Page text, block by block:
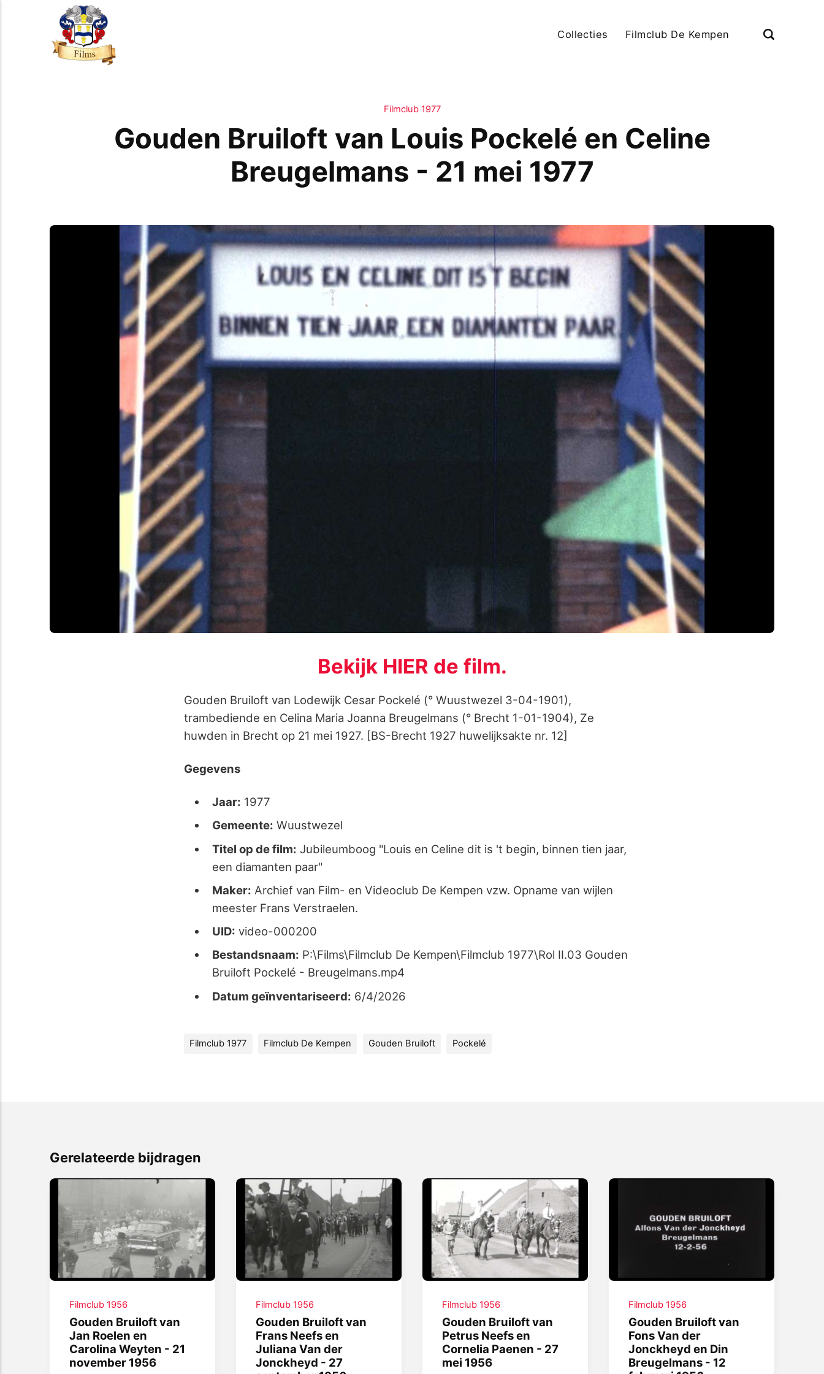
Collecties Filmclub De Kempen
Filmclub 1977
Gouden Bruiloft van Louis Pockelé en Celine
Breugelmans - 21 mei 1977
Bekijk HIER de film.
Gouden Bruiloft van Lodewijk Cesar Pockelé (° Wuustwezel 3-04-1901),
trambediende en Celina Maria Joanna Breugelmans (° Brecht 1-01-1904), Ze
huwden in Brecht op 21 mei 1927. [BS-Brecht 1927 huwelijksakte nr. 12]
Gegevens
Jaar: 1977
Gemeente: Wuustwezel
Titel op de film: Jubileumboog "Louis en Celine dit is 't begin, binnen tien jaar,
een diamanten paar"
Maker: Archief van Film- en Videoclub De Kempen vzw. Opname van wijlen
meester Frans Verstraelen.
UID: video-000200
Bestandsnaam: P:\Films\Filmclub De Kempen\Filmclub 1977\Rol II.03 Gouden
Bruiloft Pockelé - Breugelmans.mp4
Datum geïnventariseerd: 6/4/2026
Filmclub 1977 Filmclub De Kempen Gouden Bruiloft Pockelé
Gerelateerde bijdragen
Filmclub 1956
Gouden Bruiloft van
Jan Roelen en
Carolina Weyten - 21
november 1956
Filmclub 1956
Gouden Bruiloft van
Frans Neefs en
Juliana Van der
Jonckheyd - 27
Filmclub 1956
Gouden Bruiloft van
Petrus Neefs en
Cornelia Paenen - 27
mei 1956
Filmclub 1956
Gouden Bruiloft van
Fons Van der
Jonckheyd en Din
Breugelmans - 12